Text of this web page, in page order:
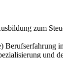
zum
Berufserfahrung
und